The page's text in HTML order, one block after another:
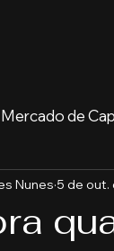
Mercado de
Mercado
Nunes 5 de out.